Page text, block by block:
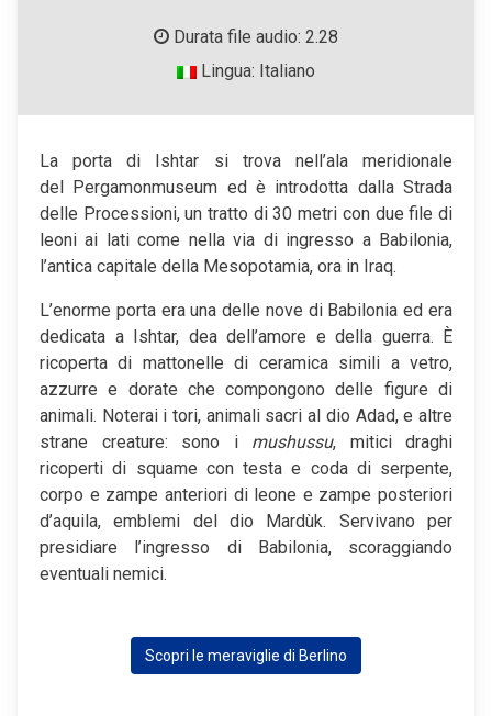
Durata file audio: 2.28
Lingua: Italiano
La porta di Ishtar si trova nell’ala meridionale
del Pergamonmuseum ed è introdotta dalla Strada
delle Processioni, un tratto di 30 metri con due file di
leoni ai lati come nella via di ingresso a Babilonia,
l’antica capitale della Mesopotamia, ora in Iraq.
L’enorme porta era una delle nove di Babilonia ed era
dedicata a Ishtar, dea dell’amore e della guerra. È
ricoperta di mattonelle di ceramica simili a vetro,
azzurre e dorate che compongono delle figure di
animali. Noterai i tori, animali sacri al dio Adad, e altre
strane creature: sono i mushussu, mitici draghi
ricoperti di squame con testa e coda di serpente,
corpo e zampe anteriori di leone e zampe posteriori
d’aquila, emblemi del dio Mardùk. Servivano per
presidiare l’ingresso di Babilonia, scoraggiando
eventuali nemici.
Scopri le meraviglie di Berlino